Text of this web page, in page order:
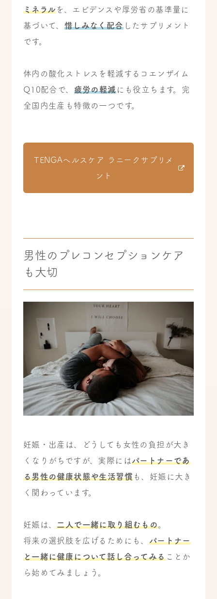
ミネラル を、エビデンスや厚労省の基準量に
基づいて、 惜しみなく配合したサプリメント
です。
体内の酸化ストレスを軽減するコエンザイム
Q10配合で、 疲労の軽減にも役立ちます。完
全国内生産も特徴の一つです。
TENGAヘルスケア ラニークサプリメ
ント
男性のプレコンセプションケア
も大切
妊娠・出産は、どうしても女性の負担が大き
くなりがちですが、実際にはパートナーであ
る男性の健康状態や生活習慣も、妊娠に大き
く関わっています。
妊娠は、二人で一緒に取り組むもの。
将来の選択肢を広げるためにも、 パートナー
と一緒に健康について話し合ってみることか
ら始めてみましょう。